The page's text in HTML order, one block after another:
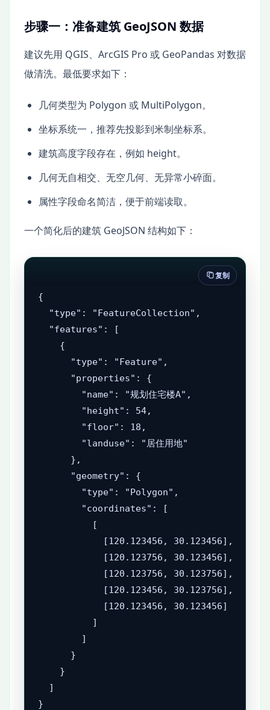
步骤一：准备建筑 GeoJSON 数据
建议先用 QGIS、ArcGIS Pro 或 GeoPandas 对数据
做清洗。最低要求如下：
几何类型为 Polygon 或 MultiPolygon。
坐标系统一，推荐先投影到米制坐标系。
建筑高度字段存在，例如 height。
几何无自相交、无空几何、无异常小碎面。
属性字段命名简洁，便于前端读取。
一个简化后的建筑 GeoJSON 结构如下：
{
  "type": "FeatureCollection",
  "features": [
    {
      "type": "Feature",
      "properties": {
        "name": "规划住宅楼A",
        "height": 54,
        "floor": 18,
        "landuse": "居住用地"
      },
      "geometry": {
        "type": "Polygon",
        "coordinates": [
          [
            [120.123456, 30.123456],
            [120.123756, 30.123456],
            [120.123756, 30.123756],
            [120.123456, 30.123756],
            [120.123456, 30.123456]
          ]
        ]
      }
    }
  ]
}
复制